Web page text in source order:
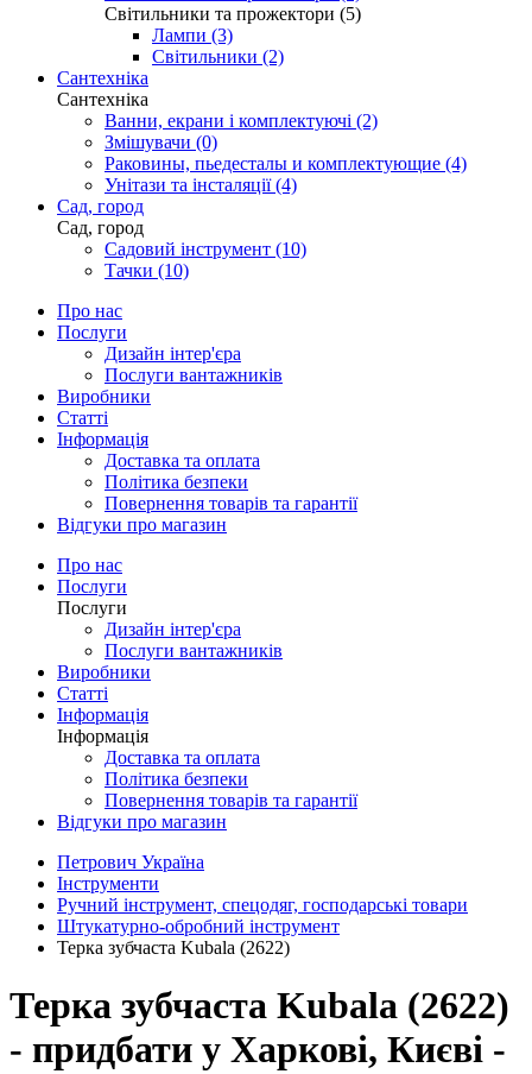
Світильники та прожектори (5)
Лампи (3)
Світильники (2)
Сантехніка
Сантехніка
Ванни, екрани і комплектуючі (2)
Змішувачи (0)
Раковины, пьедесталы и комплектующие (4)
Унітази та інсталяції (4)
Сад, город
Сад, город
Садовий інструмент (10)
Тачки (10)
Про нас
Послуги
Дизайн інтер'єра
Послуги вантажників
Виробники
Статті
Інформація
Доставка та оплата
Політика безпеки
Повернення товарів та гарантії
Відгуки про магазин
Про нас
Послуги
Послуги
Дизайн інтер'єра
Послуги вантажників
Виробники
Статті
Інформація
Інформація
Доставка та оплата
Політика безпеки
Повернення товарів та гарантії
Відгуки про магазин
Петрович Україна
Інструменти
Ручний інструмент, спецодяг, господарські товари
Штукатурно-обробний інструмент
Терка зубчаста Kubala (2622)
Терка зубчаста Kubala (2622)
- придбати у Харкові, Києві -